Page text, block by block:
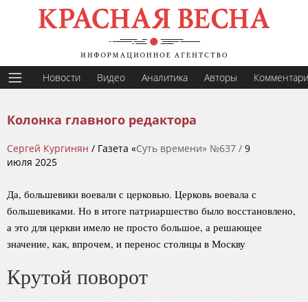
Новости Видео Аналитика Авторы
Колонка главного редактора
Сергей Кургинян / Газета «Суть времени» №637 / 9
июля 2025
Да, большевики воевали с церковью. Церковь воевала с
большевиками. Но в итоге патриаршество было восстановлено,
а это для церкви имело не просто большое, а решающее
значение, как, впрочем, и перенос столицы в Москву
Крутой поворот